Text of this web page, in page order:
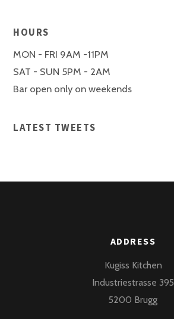
HOURS
MON - FRI 9AM -11PM
SAT - SUN 5PM - 2AM
Bar open only on weekends
LATEST TWEETS
ADDRESS
Kugiss Kitchen
Industriestrasse 395
5200 Brugg